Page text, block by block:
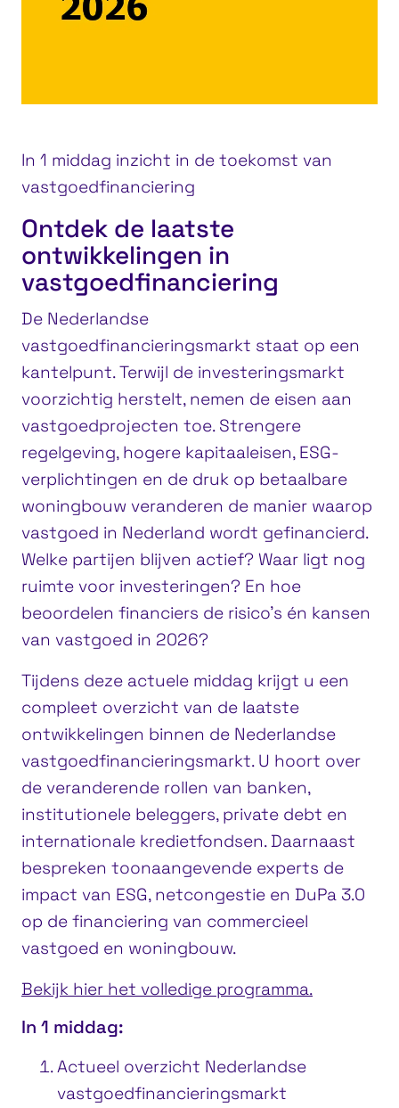
In 1 middag inzicht in de toekomst van
vastgoedfinanciering
Ontdek de laatste
ontwikkelingen in
vastgoedfinanciering
De Nederlandse
vastgoedfinancieringsmarkt staat op een
kantelpunt. Terwijl de investeringsmarkt
voorzichtig herstelt, nemen de eisen aan
vastgoedprojecten toe. Strengere
regelgeving, hogere kapitaaleisen, ESG-
verplichtingen en de druk op betaalbare
woningbouw veranderen de manier waarop
vastgoed in Nederland wordt gefinancierd.
Welke partijen blijven actief? Waar ligt nog
ruimte voor investeringen? En hoe
beoordelen financiers de risico’s én kansen
van vastgoed in 2026?
Tijdens deze actuele middag krijgt u een
compleet overzicht van de laatste
ontwikkelingen binnen de Nederlandse
vastgoedfinancieringsmarkt. U hoort over
de veranderende rollen van banken,
institutionele beleggers, private debt en
internationale kredietfondsen. Daarnaast
bespreken toonaangevende experts de
impact van ESG, netcongestie en DuPa 3.0
op de financiering van commercieel
vastgoed en woningbouw.
Bekijk hier het volledige programma.
In 1 middag:
Actueel overzicht Nederlandse
vastgoedfinancieringsmarkt